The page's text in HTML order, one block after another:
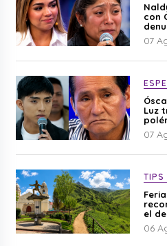
con
07
Luz
07
TIPS
el
06